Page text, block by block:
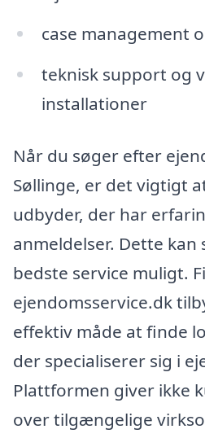
case management
teknisk support og
installationer
Når du søger efter
Søllinge, er det vigtigt
udbyder, der har
anmeldelser. Dette
bedste service muligt.
ejendomsservice.dk
effektiv måde at finde
der specialiserer sig i
Plattformen giver ikke
over tilgængelige